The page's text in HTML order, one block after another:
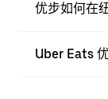
优步如何在
Uber Eats